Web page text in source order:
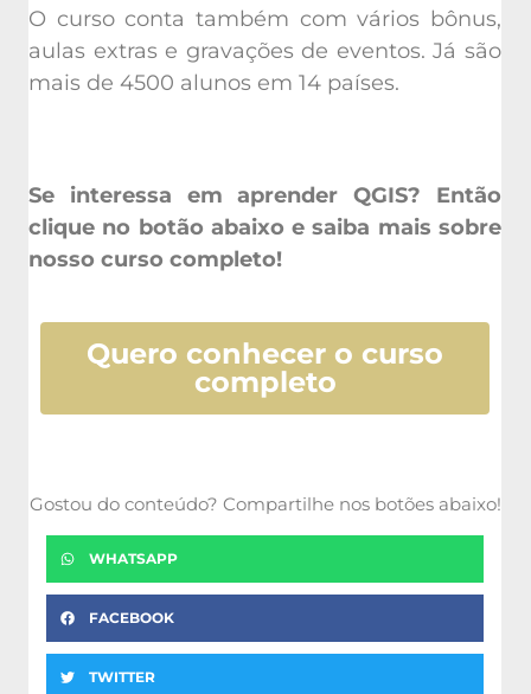
O curso conta também com vários bônus,
aulas extras e gravações de eventos. Já são
mais de 4500 alunos em 14 países.
Se interessa em aprender QGIS? Então
clique no botão abaixo e saiba mais sobre
nosso curso completo!
Quero conhecer o curso
completo
Gostou do conteúdo? Compartilhe nos botões abaixo!
WHATSAPP
FACEBOOK
TWITTER